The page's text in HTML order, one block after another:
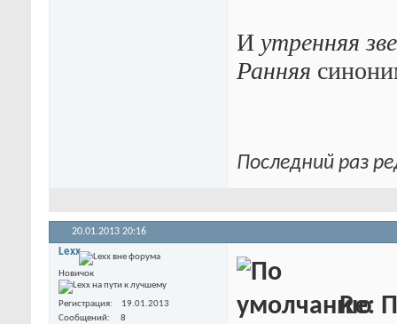
И утренняя
Ранняя
Последний раз
20.01.2013 20:16
Lexx
Новичок
Регистрация
19.01.2013
Сообщений
8
Re: